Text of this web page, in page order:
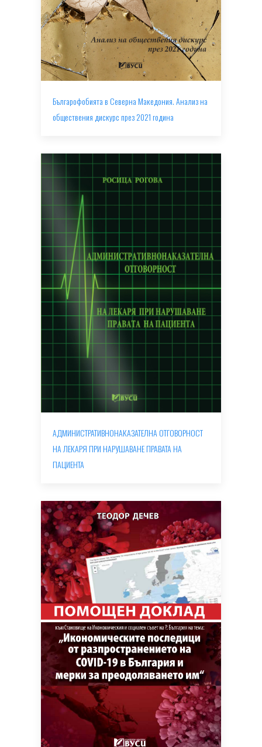
Българофобията в Северна Македония. Анализ на
обществения дискурс през 2021 година
АДМИНИСТРАТИВНОНАКАЗАТЕЛНА ОТГОВОРНОСТ
НА ЛЕКАРЯ ПРИ НАРУШАВАНЕ ПРАВАТА НА
ПАЦИЕНТА